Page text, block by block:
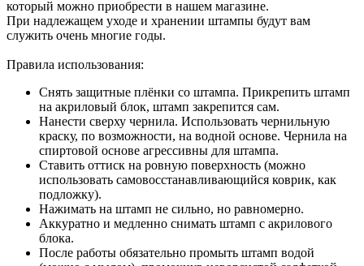
который можно приобрести в нашем магазине.
При надлежащем уходе и хранении штампы будут вам
служить очень многие годы.
Правила использования:
Снять защитные плёнки со штампа. Прикрепить штамп
на акриловый блок, штамп закрепится сам.
Нанести сверху чернила. Использовать чернильную
краску, по возможности, на водной основе. Чернила на
спиртовой основе агрессивны для штампа.
Ставить оттиск на ровную поверхность (можно
использовать самовосстанавливающийся коврик, как
подложку).
Нажимать на штамп не сильно, но равномерно.
Аккуратно и медленно снимать штамп с акрилового
блока.
После работы обязательно промыть штамп водой